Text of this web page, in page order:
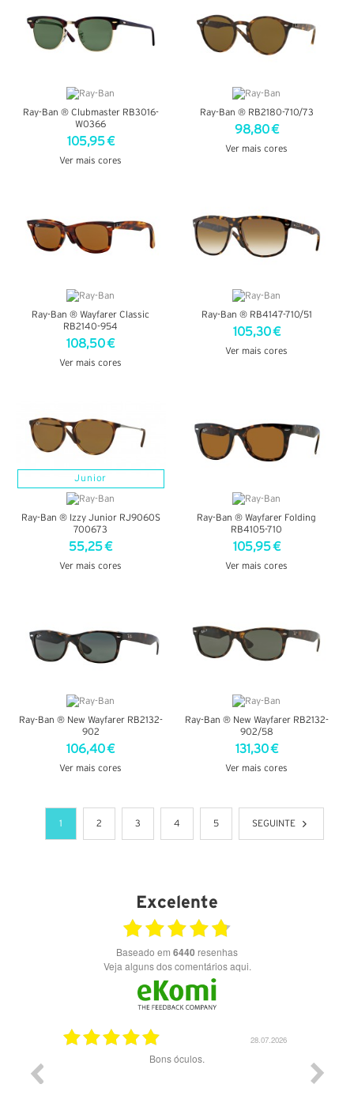
Ray-Ban ® Clubmaster RB3016-
W0366
105,95 €
Ver mais cores
Ray-Ban ® RB2180-710/73
98,80 €
Ver mais cores
Ray-Ban ® Wayfarer Classic
RB2140-954
108,50 €
Ver mais cores
Ray-Ban ® RB4147-710/51
105,30 €
Ver mais cores
Junior
Ray-Ban ® Izzy Junior RJ9060S
700673
55,25 €
Ver mais cores
Ray-Ban ® Wayfarer Folding
RB4105-710
105,95 €
Ver mais cores
Ray-Ban ® New Wayfarer RB2132-
902
106,40 €
Ver mais cores
Ray-Ban ® New Wayfarer RB2132-
902/58
131,30 €
Ver mais cores
1 2 3 4 5 SEGUINTE
Excelente
Baseado em 6440 resenhas
Veja alguns dos comentários aqui.
28.07.2026
Bons óculos.